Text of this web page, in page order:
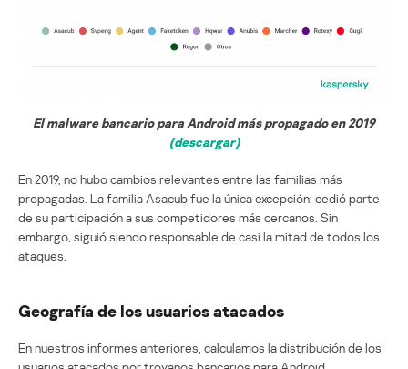
El malware bancario para Android más propagado en 2019
(descargar)
En 2019, no hubo cambios relevantes entre las familias más
propagadas. La familia Asacub fue la única excepción: cedió parte
de su participación a sus competidores más cercanos. Sin
embargo, siguió siendo responsable de casi la mitad de todos los
ataques.
Geografía de los usuarios atacados
En nuestros informes anteriores, calculamos la distribución de los